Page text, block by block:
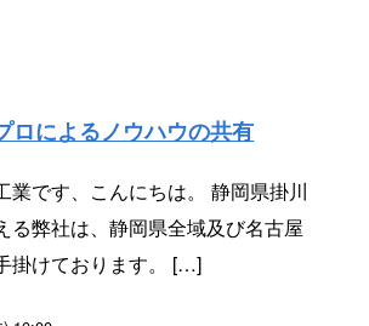
ロによるノウハウの共有
業です、こんにちは。 静岡県掛川
る弊社は、静岡県全域及び名古屋
掛けております。 […]